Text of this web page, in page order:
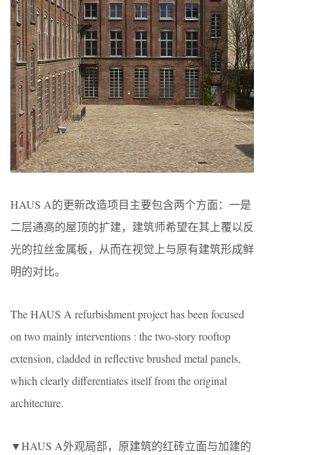
HAUS A的更新改造项目主要包含两个方面：一是
二层通高的屋顶的扩建，建筑师希望在其上覆以反
光的拉丝金属板，从而在视觉上与原有建筑形成鲜
明的对比。
The HAUS A refurbishment project has been focused
on two mainly interventions : the two-story rooftop
extension, cladded in reflective brushed metal panels,
which clearly differentiates itself from the original
architecture.
▼HAUS A外观局部，原建筑的红砖立面与加建的